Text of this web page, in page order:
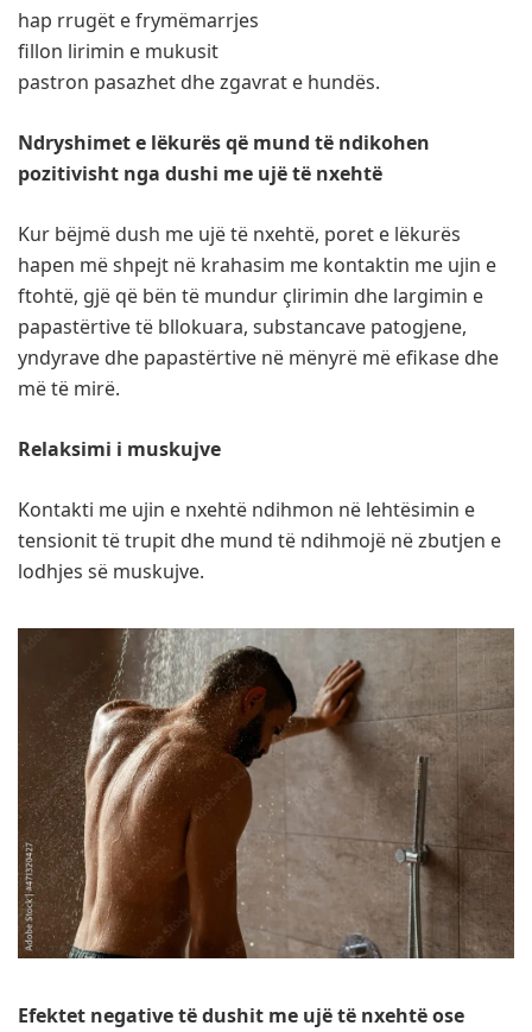
hap rrugët e frymëmarrjes
fillon lirimin e mukusit
pastron pasazhet dhe zgavrat e hundës.
Ndryshimet e lëkurës që mund të ndikohen
pozitivisht nga dushi me ujë të nxehtë
Kur bëjmë dush me ujë të nxehtë, poret e lëkurës
hapen më shpejt në krahasim me kontaktin me ujin e
ftohtë, gjë që bën të mundur çlirimin dhe largimin e
papastërtive të bllokuara, substancave patogjene,
yndyrave dhe papastërtive në mënyrë më efikase dhe
më të mirë.
Relaksimi i muskujve
Kontakti me ujin e nxehtë ndihmon në lehtësimin e
tensionit të trupit dhe mund të ndihmojë në zbutjen e
lodhjes së muskujve.
Efektet negative të dushit me ujë të nxehtë ose